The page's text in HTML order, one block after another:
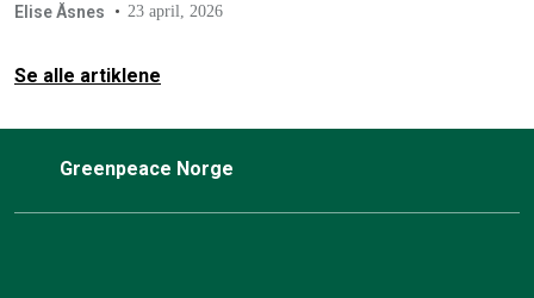
Elise Åsnes 23 april, 2026
Se alle artiklene
Greenpeace Norge